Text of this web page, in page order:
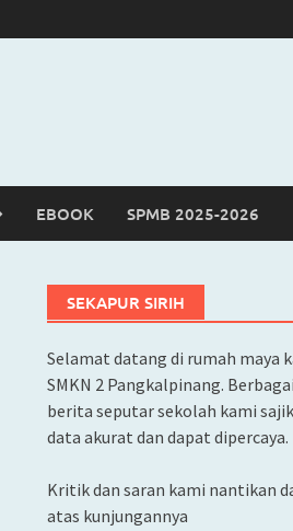
EBOOK SPMB 2025-2026
SEKAPUR SIRIH
Selamat datang di rumah maya
SMKN 2 Pangkalpinang.
berita seputar sekolah kami
data akurat dan dapat dipercaya.
Kritik dan saran kami nantikan
atas kunjungannya